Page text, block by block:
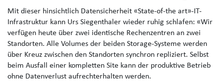
Mit dieser hinsichtlich Datensicherheit «State-of-the art»-IT-
Infrastruktur kann Urs Siegenthaler wieder ruhig schlafen: «Wir
verfügen heute über zwei identische Rechenzentren an zwei
Standorten. Alle Volumes der beiden Storage-Systeme werden
über Kreuz zwischen den Standorten synchron repliziert. Selbst
beim Ausfall einer kompletten Site kann der produktive Betrieb
ohne Datenverlust aufrechterhalten werden.